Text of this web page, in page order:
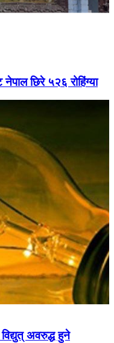
छिरे ५२६ रोहिंग्या
अवरुद्ध हुने